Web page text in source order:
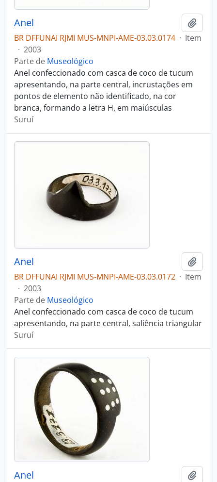
Anel
BR DFFUNAI RJMI MUS-MNPI-AME-03.03.0174 · Item
· 2003
Parte de Museológico
Anel confeccionado com casca de coco de tucum
apresentando, na parte central, incrustações em
pontos de elemento não identificado, na cor
branca, formando a letra H, em maiúsculas
Suruí
Anel
BR DFFUNAI RJMI MUS-MNPI-AME-03.03.0172 · Item
· 2003
Parte de Museológico
Anel confeccionado com casca de coco de tucum
apresentando, na parte central, saliência triangular
Suruí
Anel